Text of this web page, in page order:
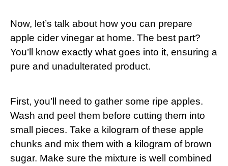
Now, let’s talk about how you can prepare
apple cider vinegar at home. The best part?
You’ll know exactly what goes into it, ensuring a
pure and unadulterated product.
First, you’ll need to gather some ripe apples.
Wash and peel them before cutting them into
small pieces. Take a kilogram of these apple
chunks and mix them with a kilogram of brown
sugar. Make sure the mixture is well combined